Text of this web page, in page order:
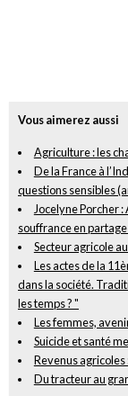
Vous aimerez aussi
Agriculture : les
De la France à
questions sensibles
Jocelyne Porcher :
souffrance en partage
Secteur agricole
Les actes de la
dans la société.
les temps ? "
Les femmes,
Suicide et santé
Revenus agricoles
Du tracteur au